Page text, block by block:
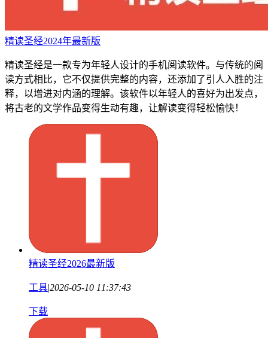
精读圣经2024年最新版
精读圣经是一款专为年轻人设计的手机阅读软件。与传统的阅
读方式相比，它不仅提供完整的内容，还添加了引人入胜的注
释，以增进对内涵的理解。该软件以年轻人的喜好为出发点，
将古老的文学作品变得生动有趣，让解读变得轻松愉快！
精读圣经2026最新版
工具|2026-05-10 11:37:43
下载